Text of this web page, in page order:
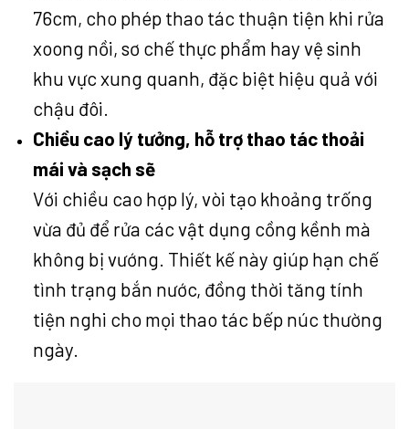
76cm, cho phép thao tác thuận tiện khi rửa
xoong nồi, sơ chế thực phẩm hay vệ sinh
khu vực xung quanh, đặc biệt hiệu quả với
chậu đôi.
Chiều cao lý tưởng, hỗ trợ thao tác thoải
mái và sạch sẽ
Với chiều cao hợp lý, vòi tạo khoảng trống
vừa đủ để rửa các vật dụng cồng kềnh mà
không bị vướng. Thiết kế này giúp hạn chế
tình trạng bắn nước, đồng thời tăng tính
tiện nghi cho mọi thao tác bếp núc thường
ngày.